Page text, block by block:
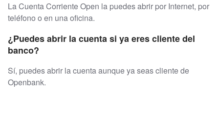
La Cuenta Corriente Open la puedes abrir por Internet, por
teléfono o en una oficina.
¿Puedes abrir la cuenta si ya eres cliente del
banco?
Sí, puedes abrir la cuenta aunque ya seas cliente de
Openbank.